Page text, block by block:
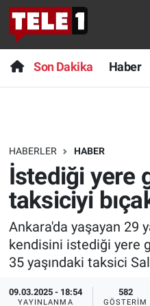
Son Dakika Haber
HABERLER HABER
İstediği yere
taksiciyi
Ankara'da yaşayan 29
kendisini istediği yere
35 yaşındaki taksici
09.03.2025 - 18:54
YAYINLANMA
582
GÖSTERIM
Anında Manşet
Başka Sohbetler
Bilim turu
Bilim ve Teknoloji
Doğa Konuşuyor
Dünya
Ege Saati
Son Dakika
Haber
Dünya
Teknoloji
Sağlık
Spor
Yayın Akışı
Nöbetçi Eczaneler
Hava Durumu
Trafik Durumu
Süper Lig Puan
Tüm Manşetler
Son Dakika Haberleri
Haber Arşivi